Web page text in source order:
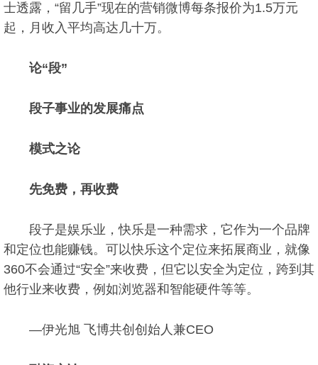
士透露，“留几手”现在的营销微博每条报价为1.5万元
起，月收入平均高达几十万。
论“段”
段子事业的发展痛点
模式之论
先免费，再收费
段子是娱乐业，快乐是一种需求，它作为一个品牌
和定位也能赚钱。可以快乐这个定位来拓展商业，就像
360不会通过“安全”来收费，但它以安全为定位，跨到其
他行业来收费，例如浏览器和智能硬件等等。
—伊光旭 飞博共创创始人兼CEO